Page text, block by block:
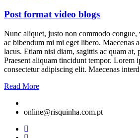
Post format video blogs
Nunc aliquet, justo non commodo
ac bibendum mi mi eget libero. Maecenas
lacus. Etiam nisi diam, sagittis ac quam at,
Praesent aliquam tincidunt tempor. Lorem
consectetur adipiscing elit. Maecenas
Read More
online@risquinha.com.pt